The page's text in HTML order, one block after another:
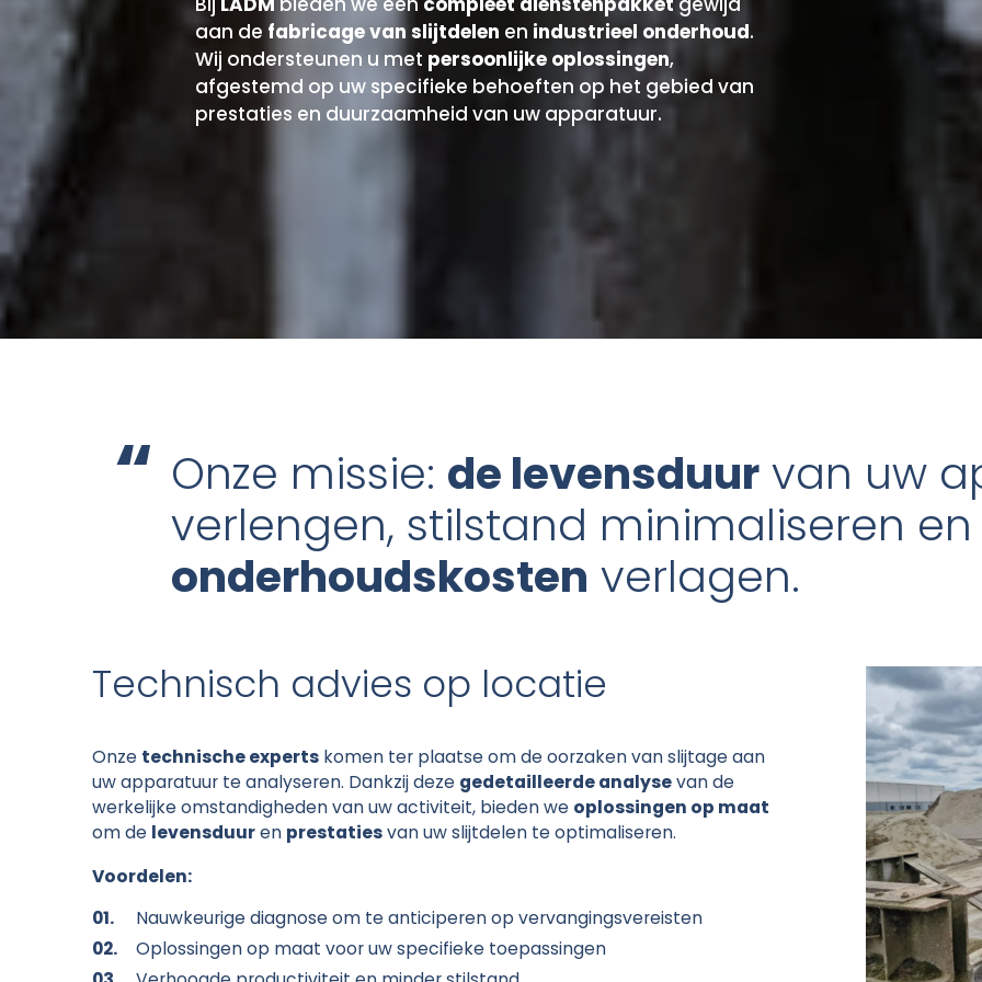
Bij LADM bieden we een compleet dienstenpakket gewijd
aan de fabricage van slijtdelen en industrieel onderhoud .
Wij ondersteunen u met persoonlijke oplossingen,
afgestemd op uw specifieke behoeften op het gebied van
prestaties en duurzaamheid van uw apparatuur.
Onze missie: de levensduurvan uw
verlengen, stilstand minimaliseren
onderhoudskosten verlagen.
Technisch advies op locatie
Onze technische experts komen ter plaatse om de oorzaken van slijtage aan
uw apparatuur te analyseren. Dankzij deze gedetailleerde analyse van de
werkelijke omstandigheden van uw activiteit, bieden we oplossingen op maat
om de levensduur en prestaties van uw slijtdelen te optimaliseren.
Voordelen:
Nauwkeurige diagnose om te anticiperen op vervangingsvereisten
Oplossingen op maat voor uw specifieke toepassingen